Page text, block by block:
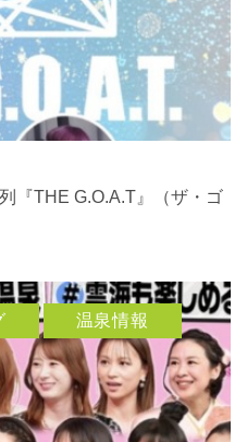
『THE G.O.A.T』（ザ・ゴ
温泉情報